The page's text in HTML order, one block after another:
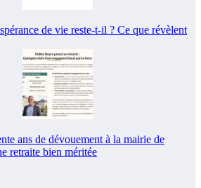
de vie reste-t-il ? Ce que révèlent
ans de dévouement à la mairie de
retraite bien méritée